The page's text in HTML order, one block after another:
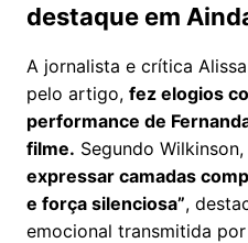
destaque em
A jornalista e crítica
pelo artigo, fez elogios
performance de
filme. Segundo
expressar camadas
e força silenciosa”,
emocional transmitida